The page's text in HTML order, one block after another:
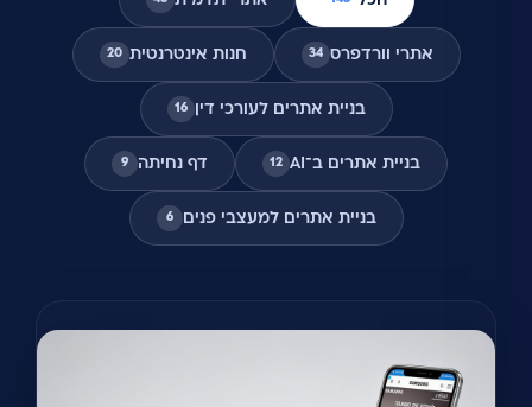
אתרי וורדפרס 34 חנות אינטרנטית 20
בניית אתרים לעורכי דין 16
בניית אתרים ב־AI 12 דף נחיתה 9
בניית אתרים למעצבי פנים 6